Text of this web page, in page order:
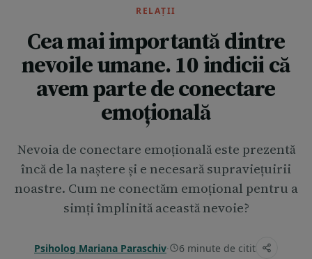
RELAȚII
Cea mai importantă dintre
nevoile umane. 10 indicii că
avem parte de conectare
emoțională
Nevoia de conectare emoțională este prezentă
încă de la naștere și e necesară supraviețuirii
noastre. Cum ne conectăm emoțional pentru a
simți împlinită această nevoie?
Psiholog Mariana Paraschiv· 6 minute de citit